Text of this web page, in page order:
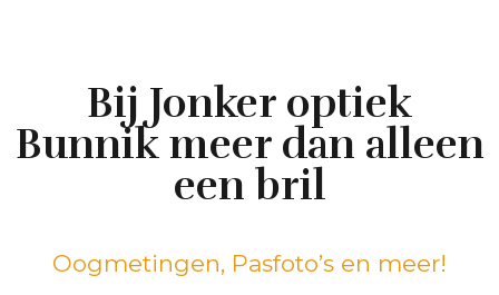
Bij Jonker optiek
Bunnik meer dan alleen
een bril
Oogmetingen, Pasfoto’s en meer!